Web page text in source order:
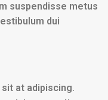
suspendisse metus
dui
at adipiscing.